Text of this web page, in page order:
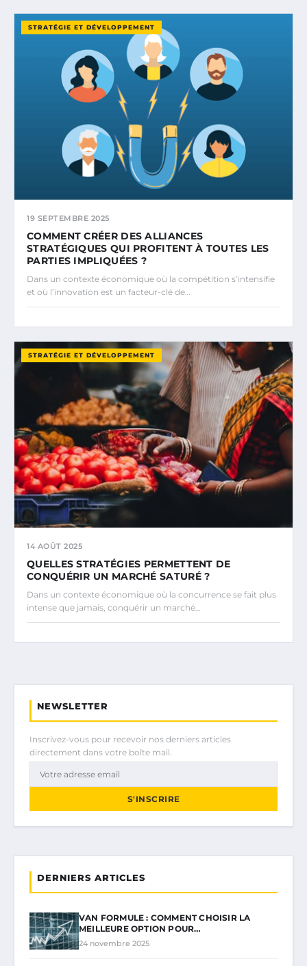
STRATÉGIE ET DÉVELOPPEMENT
19 SEPTEMBRE 2025
COMMENT CRÉER DES ALLIANCES
STRATÉGIQUES QUI PROFITENT À TOUTES LES
PARTIES IMPLIQUÉES ?
Dans un contexte économique où la compétition s’intensifie
et où l’innovation est un facteur-clé de…
STRATÉGIE ET DÉVELOPPEMENT
14 AOÛT 2025
QUELLES STRATÉGIES PERMETTENT DE
CONQUÉRIR UN MARCHÉ SATURÉ ?
Dans un contexte économique où la concurrence se fait plus
intense que jamais, conquérir un marché…
NEWSLETTER
Inscrivez-vous pour recevoir nos derniers articles
directement dans votre boîte mail.
S'INSCRIRE
DERNIERS ARTICLES
VAN FORMULE : COMMENT CHOISIR LA
MEILLEURE OPTION POUR…
24 novembre 2025